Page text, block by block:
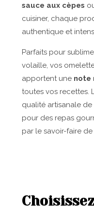
sauce aux cèpes
cuisiner, chaque
authentique et
Parfaits pour
volaille, vos
apportent une note
toutes vos recettes.
qualité artisanale de
pour des repas
par le savoir-faire